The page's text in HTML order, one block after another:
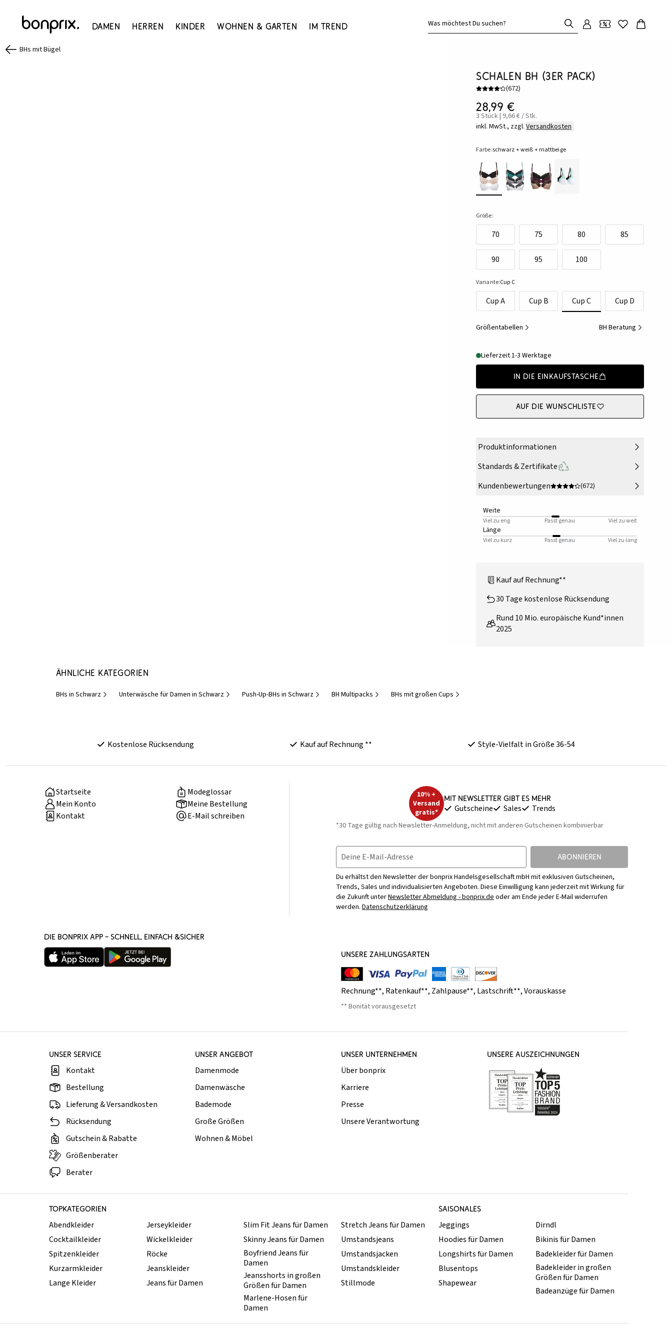
Damen Herren Kinder Wohnen & Garten Im Trend Was möchtest Du suchen?
BHs mit Bügel
Schalen BH (3er Pack)
(672)
28,99 €
3 Stück | 9,66 € / Stk.
inkl. MwSt., zzgl. Versandkosten
Farbe:schwarz + weiß + mattbeige
Größe:
70 75 80 85
90 95 100
Variante:Cup C
Cup A Cup B Cup C Cup D
Größentabellen BH Beratung
Lieferzeit 1-3 Werktage
In die Einkaufstasche
Auf die Wunschliste
Produktinformationen
Standards & Zertifikate
Kundenbewertungen
(672)
Weite
Viel zu eng Passt genau Viel zu weit
Länge
Viel zu kurz Passt genau Viel zu lang
Kauf auf Rechnung**
30 Tage kostenlose Rücksendung
Rund 10 Mio. europäische Kund*innen
2025
Ähnliche Kategorien
BHs in Schwarz Unterwäsche für Damen in Schwarz Push-Up-BHs in Schwarz BH Multipacks BHs mit großen Cups
Kostenlose Rücksendung Kauf auf Rechnung ** Style-Vielfalt in Größe 36-54
Startseite
Modeglossar
Mein Konto
Meine Bestellung
Kontakt
E-Mail schreiben
10% +
Versand
gratis*
Mit Newsletter gibt es mehr
Gutscheine Sales Trends
*30 Tage gültig nach Newsletter-Anmeldung, nicht mit anderen Gutscheinen kombinierbar
Deine E-Mail-Adresse ABONNIEREN
Du erhältst den Newsletter der bonprix Handelsgesellschaft mbH mit exklusiven Gutscheinen,
Trends, Sales und individualisierten Angeboten. Diese Einwilligung kann jederzeit mit Wirkung für
die Zukunft unterNewsletter Abmeldung - bonprix.deoder am Ende jeder E-Mail widerrufen
werden. Datenschutzerklärung
DIE BONPRIX APP – SCHNELL, EINFACH &SICHER
UNSERE ZAHLUNGSARTEN
Rechnung**, Ratenkauf**, Zahlpause**, Lastschrift**,Vorauskasse
** Bonität vorausgesetzt
UNSER SERVICE
Kontakt
Bestellung
Lieferung & Versandkosten
Rücksendung
Gutschein & Rabatte
Größenberater
Berater
UNSER ANGEBOT
Damenmode
Damenwäsche
Bademode
Große Größen
Wohnen & Möbel
UNSER UNTERNEHMEN
Über bonprix
Karriere
Presse
Unsere Verantwortung
UNSERE AUSZEICHNUNGEN
TOPKATEGORIEN SAISONALES
Abendkleider
Cocktailkleider
Spitzenkleider
Kurzarmkleider
Lange Kleider
Jerseykleider
Wickelkleider
Röcke
Jeanskleider
Jeans für Damen
Slim Fit Jeans für Damen
Skinny Jeans für Damen
Boyfriend Jeans für
Damen
Jeansshorts in großen
Größen für Damen
Marlene-Hosen für
Damen
Stretch Jeans für Damen
Umstandsjeans
Umstandsjacken
Umstandskleider
Stillmode
Jeggings
Hoodies für Damen
Longshirts für Damen
Blusentops
Shapewear
Dirndl
Bikinis für Damen
Badekleider für Damen
Badekleider in großen
Größen für Damen
Badeanzüge für Damen